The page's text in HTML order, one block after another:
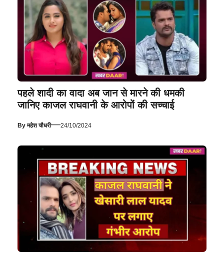
पहले शादी का वादा अब जान से मारने की धमकी
जानिए काजल राघवानी के आरोपों की सच्चाई
Byमहेश चौधरी—24/10/2024